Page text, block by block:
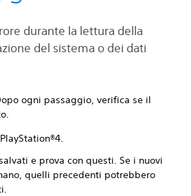
durante la lettura della
del sistema o dei dati
ogni passaggio, verifica se il
e prova con questi. Se i nuovi
quelli precedenti potrebbero